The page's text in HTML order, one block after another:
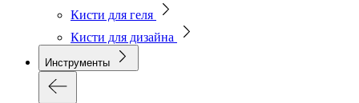
Кисти для геля
Кисти для дизайна
Инструменты